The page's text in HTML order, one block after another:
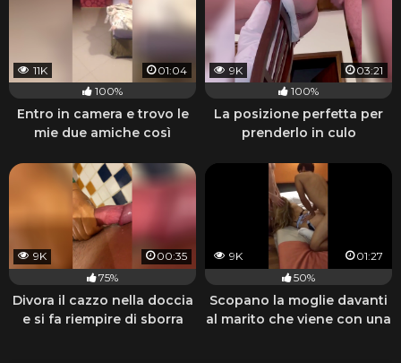
11K
01:04
100%
Entro in camera e trovo le
mie due amiche così
9K
03:21
100%
La posizione perfetta per
prenderlo in culo
9K
00:35
75%
Divora il cazzo nella doccia
e si fa riempire di sborra
9K
01:27
50%
Scopano la moglie davanti
al marito che viene con una